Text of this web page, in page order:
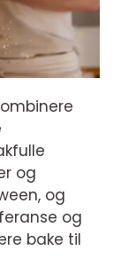
og
og
og
bake til